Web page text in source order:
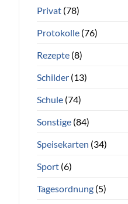
Privat(78)
Protokolle(76)
Rezepte(8)
Schilder(13)
Schule(74)
Sonstige(84)
Speisekarten (34)
Sport(6)
Tagesordnung(5)